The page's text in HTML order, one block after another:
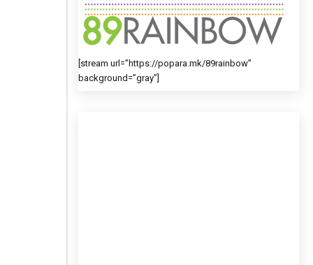
[stream url=”https://popara.mk/89rainbow”
background=”gray”]